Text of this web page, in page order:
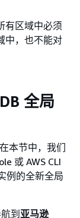
有区域中必须
中，也不能对
全局
本节中，我们
或 AWS CLI
例的全新全局
到 亚马逊